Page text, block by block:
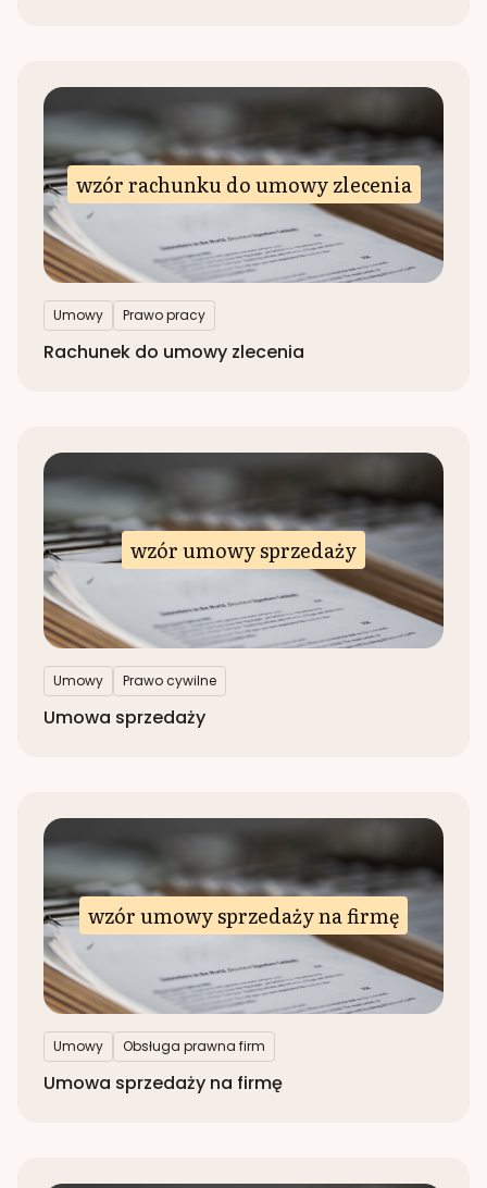
wzór rachunku do umowy zlecenia
Umowy Prawo pracy
Rachunek do umowy zlecenia
wzór umowy sprzedaży
Umowy Prawo cywilne
Umowa sprzedaży
wzór umowy sprzedaży na firmę
Umowy Obsługa prawna firm
Umowa sprzedaży na firmę